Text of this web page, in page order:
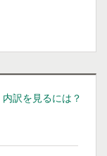
内訳を見るには？